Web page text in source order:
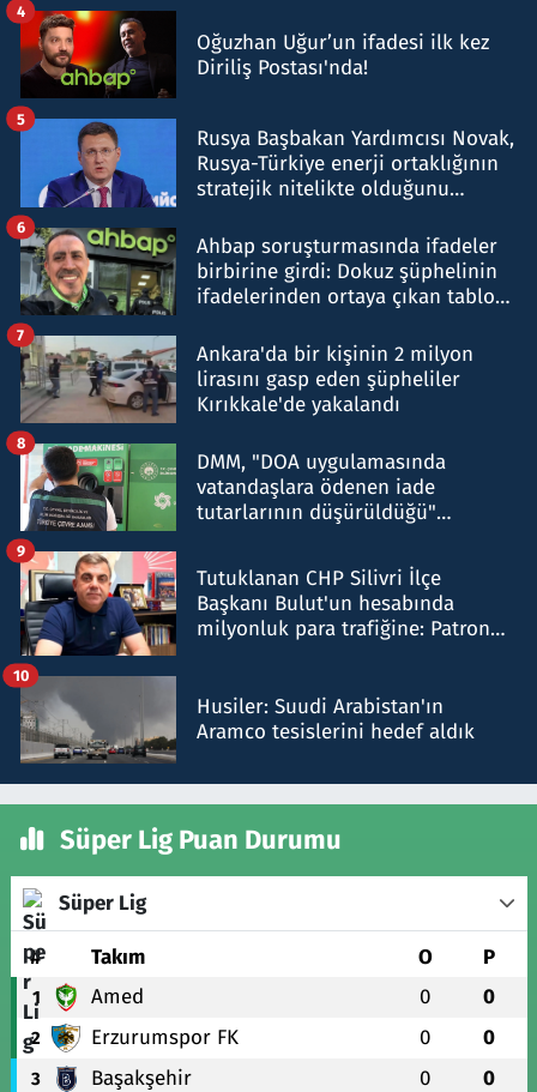
Oğuzhan Uğur’un ifadesi ilk kez
Diriliş Postası'nda!
4
Rusya Başbakan Yardımcısı Novak,
Rusya-Türkiye enerji ortaklığının
stratejik nitelikte olduğunu
5
Ahbap soruşturmasında ifadeler
birbirine girdi: Dokuz şüphelinin
ifadelerinden ortaya çıkan tablo
6
Ankara'da bir kişinin 2 milyon
lirasını gasp eden şüpheliler
Kırıkkale'de yakalandı
7
DMM, "DOA uygulamasında
vatandaşlara ödenen iade
tutarlarının düşürüldüğü"
8
Tutuklanan CHP Silivri İlçe
Başkanı Bulut'un hesabında
milyonluk para trafiğine: Patron
9
Husiler: Suudi Arabistan'ın
Aramco tesislerini hedef aldık
10
Süper Lig Puan Durumu
Süper Lig
# Takım O P
1 Amed 0 0
2 Erzurumspor FK 0 0
3 Başakşehir 0 0